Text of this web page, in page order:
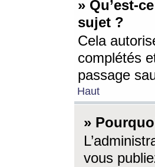
» Qu’est-
sujet ?
Cela
complétés
passage
Haut
»
vous